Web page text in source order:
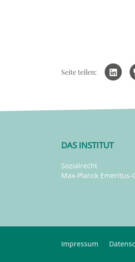
Seite teilen:
DAS INSTITUT
Sozialrecht
Max-Planck Emeritus-
Impressum